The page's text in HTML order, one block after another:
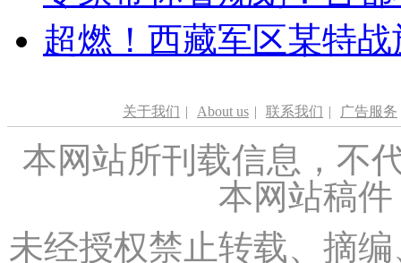
超燃！西藏军区某特
关于我们 | About us | 联系我们 | 广告服务
本网站所刊载信息，不
本网站稿
未经授权禁止转载、摘